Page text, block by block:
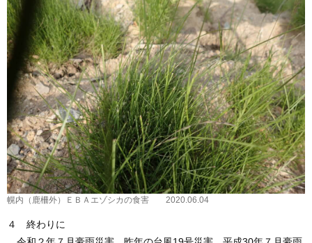
幌内（鹿柵外）ＥＢＡエゾシカの食害 2020.06.04
４ 終わりに
令和２年７月豪雨災害、昨年の台風19号災害、平成30年７月豪雨